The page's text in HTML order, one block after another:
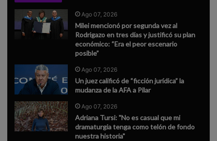
Ago 07, 2026
Milei mencionó por segunda vez al
Rodrigazo en tres días y justificó su plan
económico: “Era el peor escenario
posible”
Ago 07, 2026
Un juez calificó de “ficción jurídica” la
mudanza de la AFA a Pilar
Ago 07, 2026
Adriana Tursi: "No es casual que mi
dramaturgia tenga como telón de fondo
nuestra historia"